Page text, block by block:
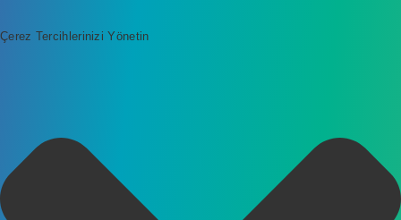
Çerez Tercihlerinizi Yönetin